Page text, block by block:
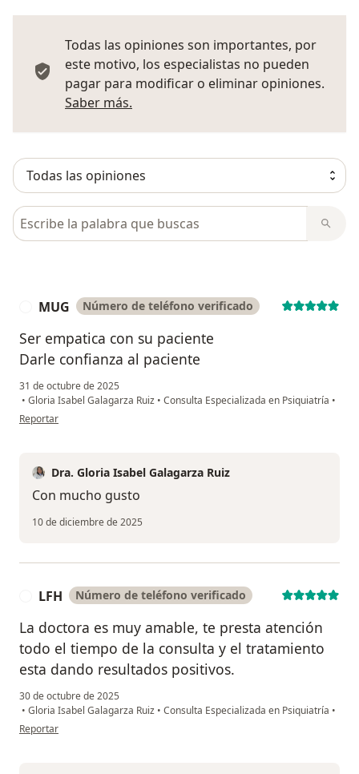
Todas las opiniones son importantes, por
este motivo, los especialistas no pueden
pagar para modificar o eliminar opiniones.
Saber más.
Busca en opiniones
MUG Número de teléfono verificado
Ser empatica con su paciente
Darle confianza al paciente
31 de octubre de 2025
• Gloria Isabel Galagarza Ruiz • Consulta Especializada en Psiquiatría •
en opinión del usuario MUG
Reportar
Dra. Gloria Isabel Galagarza Ruiz
Con mucho gusto
10 de diciembre de 2025
LFH Número de teléfono verificado
La doctora es muy amable, te presta atención
todo el tiempo de la consulta y el tratamiento
esta dando resultados positivos.
30 de octubre de 2025
• Gloria Isabel Galagarza Ruiz • Consulta Especializada en Psiquiatría •
en opinión del usuario LFH
Reportar